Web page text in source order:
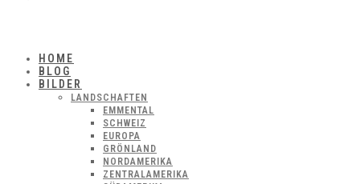
HOME
BLOG
BILDER
LANDSCHAFTEN
EMMENTAL
SCHWEIZ
EUROPA
GRÖNLAND
NORDAMERIKA
ZENTRALAMERIKA